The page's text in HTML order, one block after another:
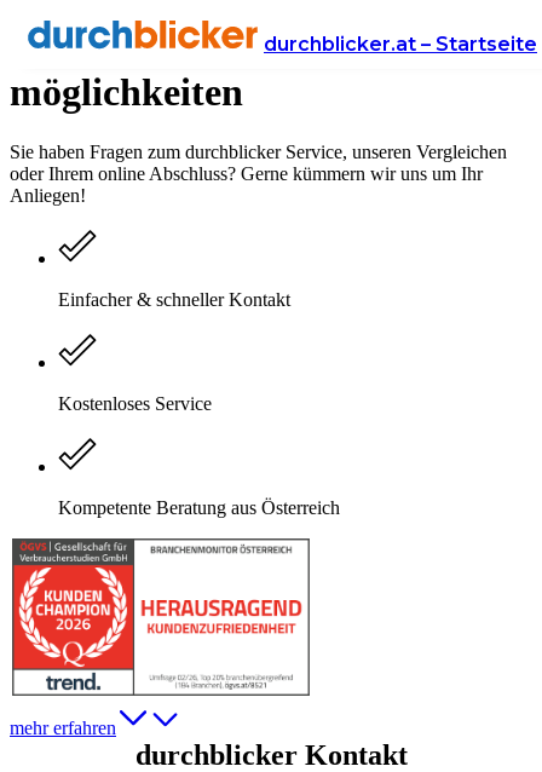
durchblicker.at – Startseite
durchblicker Kontakt­
möglichkeiten
Sie haben Fragen zum durchblicker Service, unseren Vergleichen
oder Ihrem online Abschluss? Gerne kümmern wir uns um Ihr
Anliegen!
Einfacher & schneller Kontakt
Kostenloses Service
Kompetente Beratung aus Österreich
mehr erfahren
durchblicker Kontakt